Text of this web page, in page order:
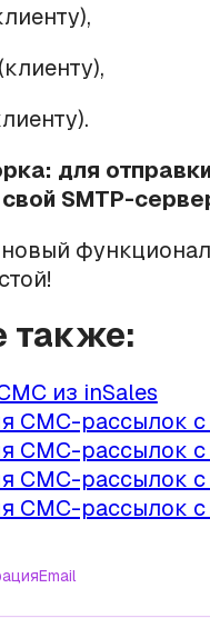
для
SMTP-
также:
из inSales
СМС-рассылок
СМС-рассылок
СМС-рассылок
СМС-рассылок
Email